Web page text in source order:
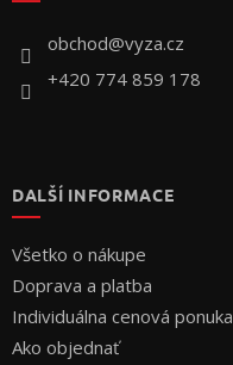
obchod@vyza.cz
+420 774 859 178
DALŠÍ INFORMACE
Všetko o nákupe
Doprava a platba
Individuálna cenová ponuka
Ako objednať